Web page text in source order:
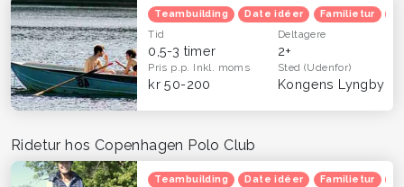
Teambuilding Date idéer Familietur
Tid
0,5-3 timer
Deltagere
2+
Pris p.p. Inkl. moms
kr 50-200
Sted(Udenfor)
Kongens Lyngby
Ridetur hos Copenhagen Polo Club
Teambuilding Date idéer Familietur